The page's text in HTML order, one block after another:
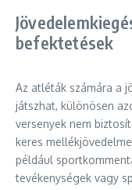
befektetések
Az atléták számára a
játszhat, különösen
versenyek nem
keres
például
tevékenységek vagy